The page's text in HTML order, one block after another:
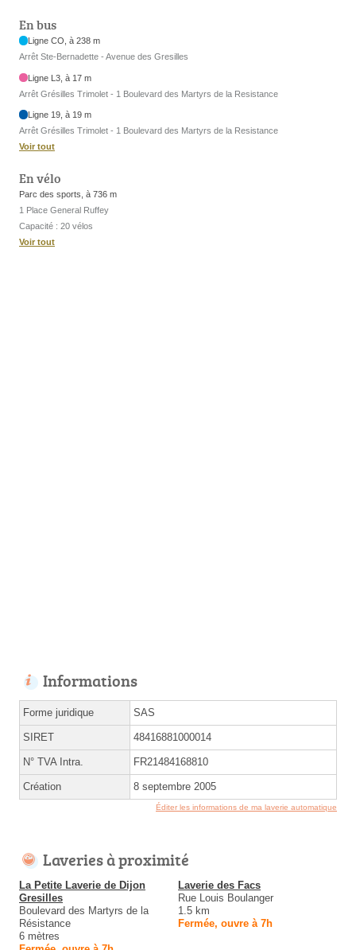
En bus
Ligne CO, à 238 m
Arrêt Ste-Bernadette - Avenue des Gresilles
Ligne L3, à 17 m
Arrêt Grésilles Trimolet - 1 Boulevard des Martyrs de la Resistance
Ligne 19, à 19 m
Arrêt Grésilles Trimolet - 1 Boulevard des Martyrs de la Resistance
Voir tout
En vélo
Parc des sports, à 736 m
1 Place General Ruffey
Capacité : 20 vélos
Voir tout
Informations
Forme juridique SAS
SIRET 48416881000014
N° TVA Intra. FR21484168810
Création 8 septembre 2005
Éditer les informations de ma laverie automatique
Laveries à proximité
La Petite Laverie de Dijon
Gresilles
Boulevard des Martyrs de la
Résistance
6 mètres
Laverie des Facs
Rue Louis Boulanger
1.5 km
Fermée, ouvre à 7h